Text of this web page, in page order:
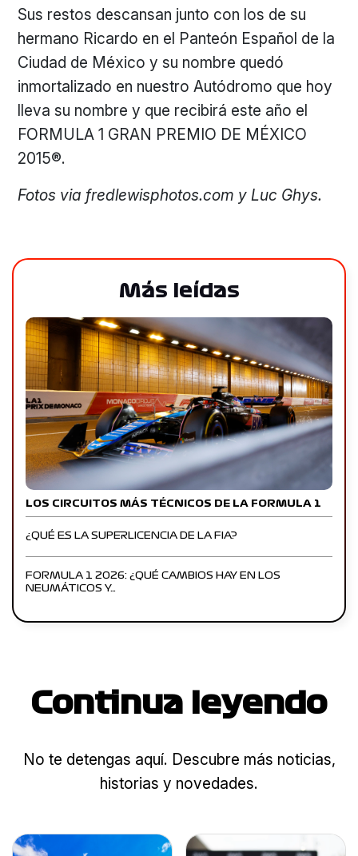
Sus restos descansan junto con los de su
hermano Ricardo en el Panteón Español de la
Ciudad de México y su nombre quedó
inmortalizado en nuestro Autódromo que hoy
lleva su nombre y que recibirá este año el
FORMULA 1 GRAN PREMIO DE MÉXICO
2015®.
Fotos via fredlewisphotos.com y Luc Ghys.
Más leídas
LOS CIRCUITOS MÁS TÉCNICOS DE LA FORMULA 1
¿QUÉ ES LA SUPERLICENCIA DE LA FIA?
FORMULA 1 2026: ¿QUÉ CAMBIOS HAY EN LOS
NEUMÁTICOS Y…
Continua leyendo
No te detengas aquí. Descubre más noticias,
historias y novedades.